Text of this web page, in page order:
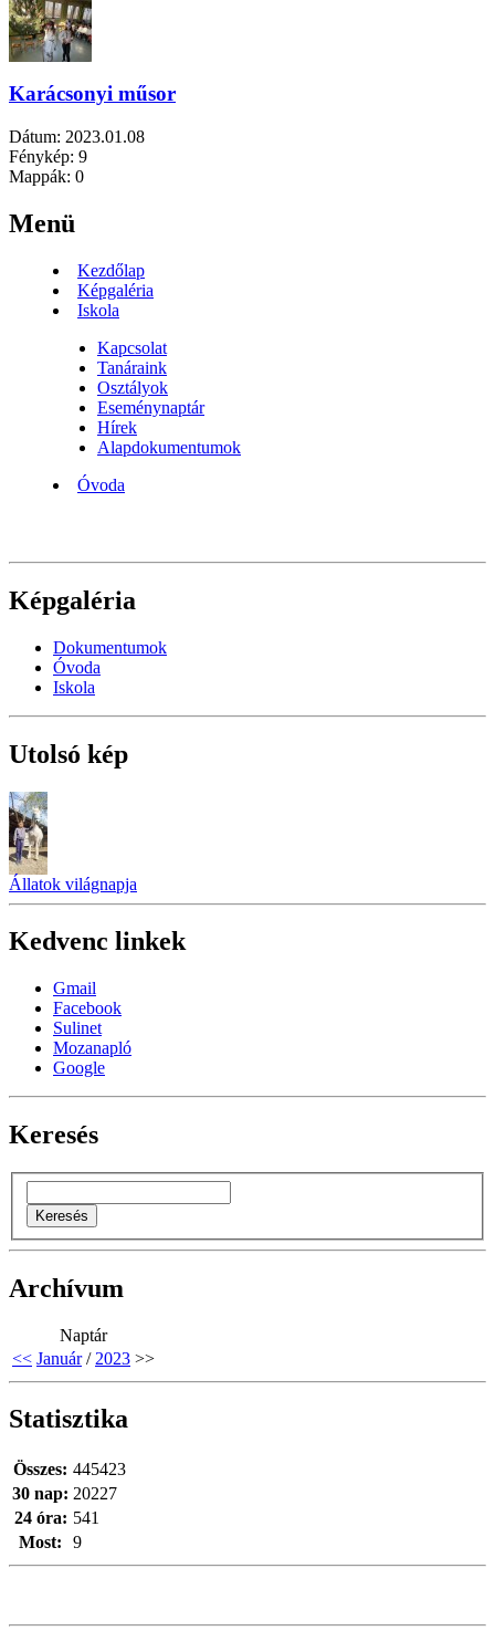
Karácsonyi műsor
Dátum: 2023.01.08
Fénykép: 9
Mappák: 0
Menü
Kezdőlap
Képgaléria
Iskola
Kapcsolat
Tanáraink
Osztályok
Eseménynaptár
Hírek
Alapdokumentumok
Óvoda
Képgaléria
Dokumentumok
Óvoda
Iskola
Utolsó kép
Állatok világnapja
Kedvenc linkek
Gmail
Facebook
Sulinet
Mozanapló
Google
Keresés
Archívum
Naptár
<< Január/ 2023 >>
Statisztika
Most: 9
Összes: 445423
30 nap: 20227
24 óra: 541